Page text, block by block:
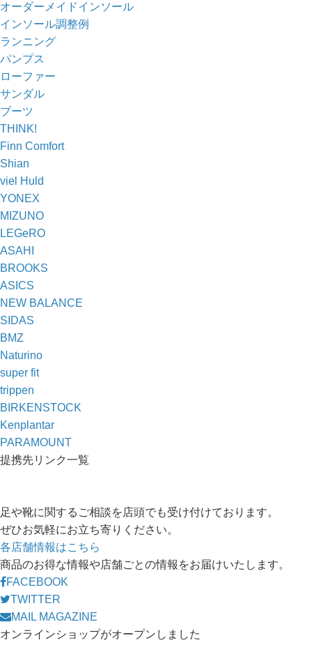
オーダーメイドインソール
インソール調整例
ランニング
パンプス
ローファー
サンダル
ブーツ
THINK!
Finn Comfort
Shian
viel Huld
YONEX
MIZUNO
LEGeRO
ASAHI
BROOKS
ASICS
NEW BALANCE
SIDAS
BMZ
Naturino
super fit
trippen
BIRKENSTOCK
Kenplantar
PARAMOUNT
提携先リンク一覧
足や靴に関するご相談を店頭でも受け付けております。
ぜひお気軽にお立ち寄りください。
各店舗情報はこちら
商品のお得な情報や店舗ごとの情報をお届けいたします。
FACEBOOK
TWITTER
MAIL MAGAZINE
オンラインショップがオープンしました